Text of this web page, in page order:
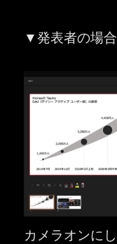
▼発表者の場
カメラオンに